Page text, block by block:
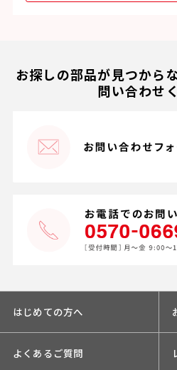
お探しの部品が見つから
問い合わせ
はじめての方へ
よくあるご質問